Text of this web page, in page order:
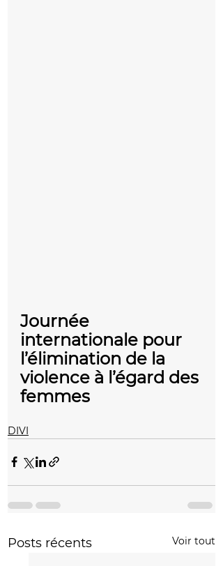
Journée
internationale pour
l’élimination de la
violence à l’égard des
femmes
DIVI
Posts récents Voir tout